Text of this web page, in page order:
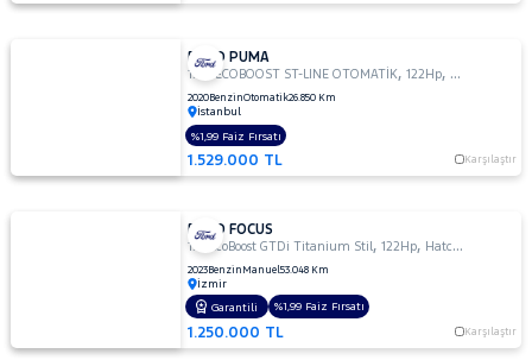
FORD PUMA
1.0L ECOBOOST ST-LINE OTOMATİK,122Hp, Hatchback 5
2020BenzinOtomatik26.850 Km
İstanbul
1.529.000 TL Karşılaştır
%1,99 Faiz Fırsatı
FORD FOCUS
1.0 EcoBoost GTDi Titanium Stil,122Hp, Hatchback 5 Kapı
2023Benzin Manuel53.048 Km
İzmir
1.250.000 TL Karşılaştır
Garantili %1,99 Faiz Fırsatı